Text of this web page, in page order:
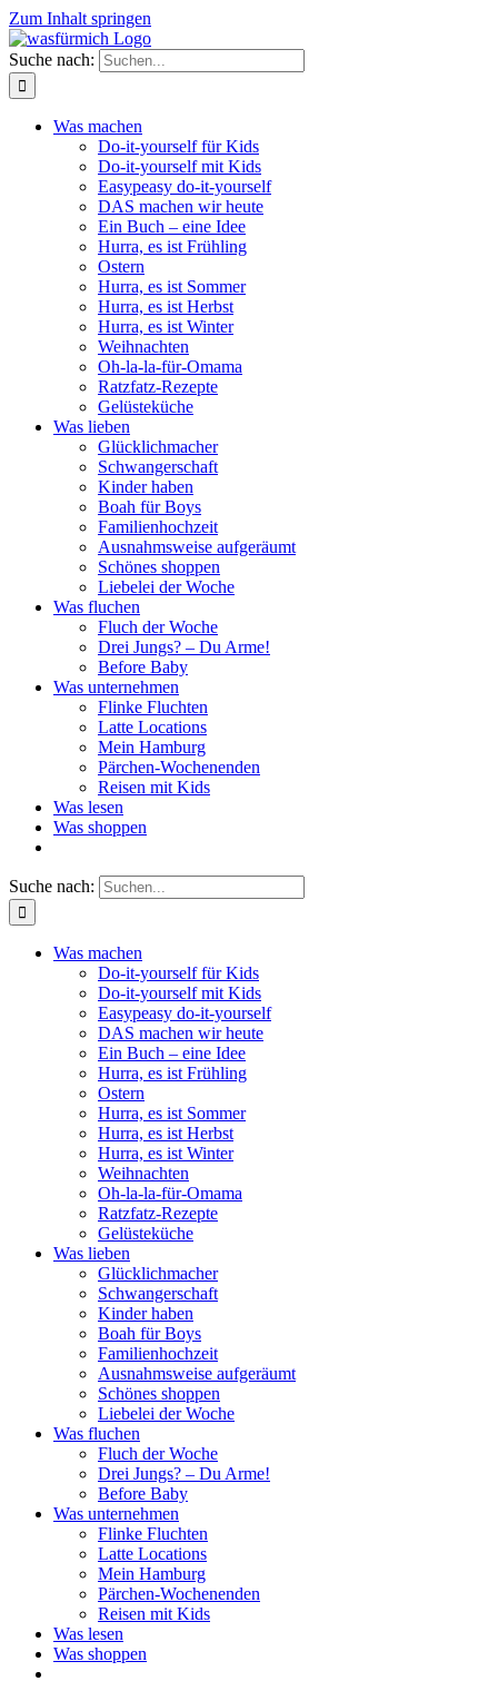
Zum Inhalt springen
Suche nach:
Was machen
Do-it-yourself für Kids
Do-it-yourself mit Kids
Easypeasy do-it-yourself
DAS machen wir heute
Ein Buch – eine Idee
Hurra, es ist Frühling
Ostern
Hurra, es ist Sommer
Hurra, es ist Herbst
Hurra, es ist Winter
Weihnachten
Oh-la-la-für-Omama
Ratzfatz-Rezepte
Gelüsteküche
Was lieben
Glücklichmacher
Schwangerschaft
Kinder haben
Boah für Boys
Familienhochzeit
Ausnahmsweise aufgeräumt
Schönes shoppen
Liebelei der Woche
Was fluchen
Fluch der Woche
Drei Jungs? – Du Arme!
Before Baby
Was unternehmen
Flinke Fluchten
Latte Locations
Mein Hamburg
Pärchen-Wochenenden
Reisen mit Kids
Was lesen
Was shoppen
Suche nach:
Was machen
Do-it-yourself für Kids
Do-it-yourself mit Kids
Easypeasy do-it-yourself
DAS machen wir heute
Ein Buch – eine Idee
Hurra, es ist Frühling
Ostern
Hurra, es ist Sommer
Hurra, es ist Herbst
Hurra, es ist Winter
Weihnachten
Oh-la-la-für-Omama
Ratzfatz-Rezepte
Gelüsteküche
Was lieben
Glücklichmacher
Schwangerschaft
Kinder haben
Boah für Boys
Familienhochzeit
Ausnahmsweise aufgeräumt
Schönes shoppen
Liebelei der Woche
Was fluchen
Fluch der Woche
Drei Jungs? – Du Arme!
Before Baby
Was unternehmen
Flinke Fluchten
Latte Locations
Mein Hamburg
Pärchen-Wochenenden
Reisen mit Kids
Was lesen
Was shoppen